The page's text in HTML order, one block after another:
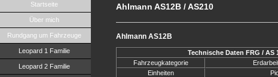
Startseite
Über mich
Rundgang um Fahrzeuge
Leopard 1 Familie
Leopard 2 Familie
Ahlmann AS12B / AS210
Ahlmann AS12B
Technische Daten FRG / AS
Fahrzeugkategorie
Einheiten